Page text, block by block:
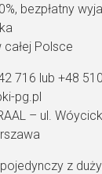
bezpłatny
Polsce
716 lub +48
pg.pl
– ul.
z